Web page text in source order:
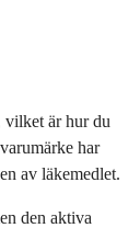
vilket är hur du
har
av läkemedlet.
den aktiva